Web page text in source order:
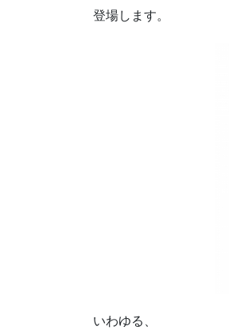
登場します。
いわゆる、